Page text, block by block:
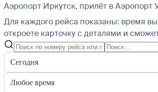
Аэропорт Иркутск, прилёт в Аэропорт
Для каждого рейса показаны: время
откроете карточку с деталями и
Сегодня
Любое время